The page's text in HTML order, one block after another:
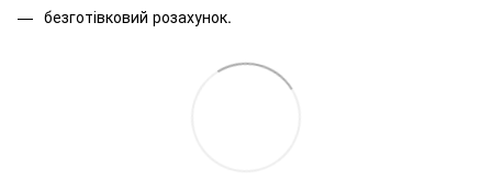
безготівковий розахунок.